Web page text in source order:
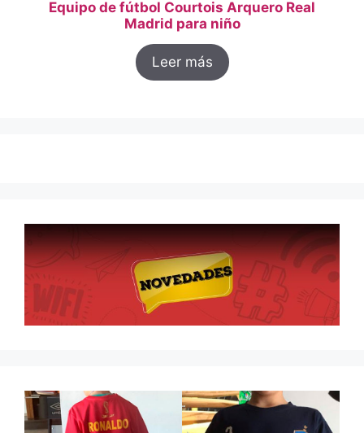
Equipo de fútbol Courtois Arquero Real
Madrid para niño
Leer más